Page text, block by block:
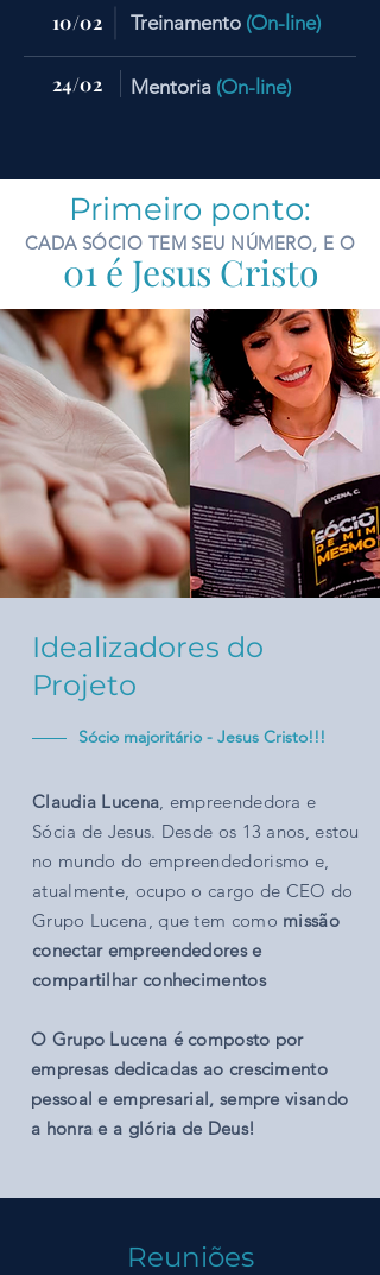
10/02 Treinamento (On-line)
24/02 Mentoria (On-line)
Primeiro ponto:
CADA SÓCIO TEM SEU NÚMERO, E O
01 é Jesus Cristo
Idealizadores do
Projeto
Sócio majoritário - Jesus Cristo!!!
Claudia Lucena, empreendedora e
Sócia de Jesus. Desde os 13 anos, estou
no mundo do empreendedorismo e,
atualmente, ocupo o cargo de CEO do
Grupo Lucena, que tem como missão
conectar empreendedores e
compartilhar conhecimentos
O Grupo Lucena é composto por
empresas dedicadas ao crescimento
pessoal e empresarial, sempre visando
a honra e a glória de Deus!
Reuniões